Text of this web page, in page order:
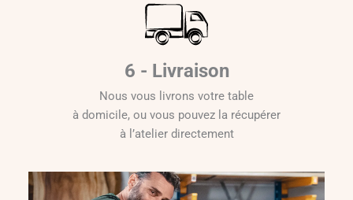
6 - Livraison
Nous vous livrons votre table
à domicile, ou vous pouvez la récupérer
à l’atelier directement